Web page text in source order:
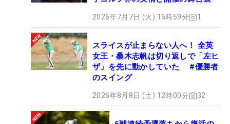
2026年7月7日 (火) 16時59分 1
スライスが止まらない人へ！ 全英
女王・桑木志帆は切り返しで「左ヒ
ザ」を先に動かしていた #優勝者
のスイング
2026年8月8日 (土) 12時00分 32